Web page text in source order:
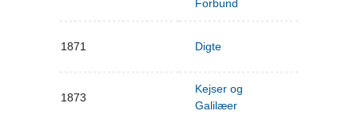
Forbund
1871 Digte
1873
Kejser og
Galilæer